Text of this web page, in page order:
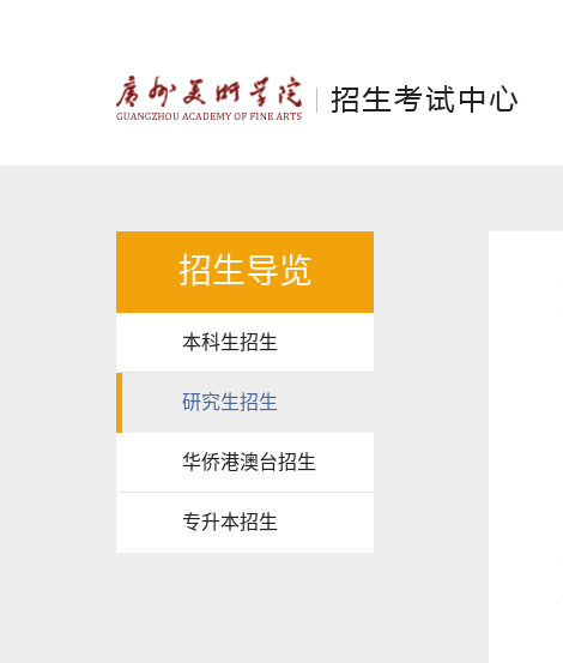
招生导览
本科生招生
研究生招生
华侨港澳台招生
专升本招生